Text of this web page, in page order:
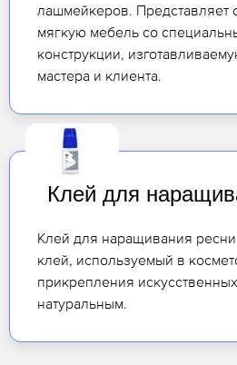
лашмейкеров. Представляет
мягкую мебель со
конструкции,
мастера и клиента.
Клей для
Клей для наращивания
клей, используемый в
прикрепления
натуральным.